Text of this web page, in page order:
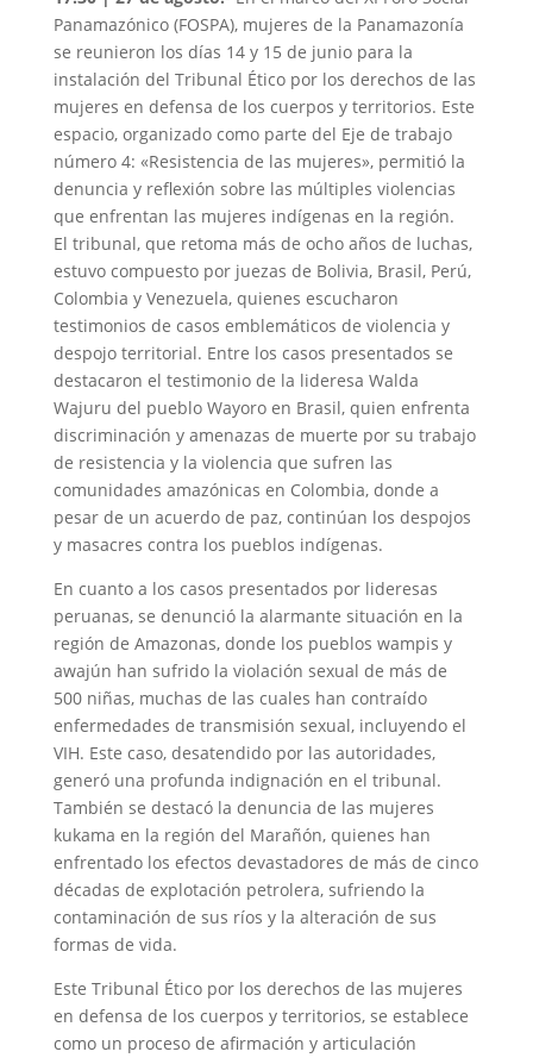
Panamazónico (FOSPA), mujeres de la Panamazonía
se reunieron los días 14 y 15 de junio para la
instalación del Tribunal Ético por los derechos de las
mujeres en defensa de los cuerpos y territorios. Este
espacio, organizado como parte del Eje de trabajo
número 4: «Resistencia de las mujeres», permitió la
denuncia y reflexión sobre las múltiples violencias
que enfrentan las mujeres indígenas en la región.
El tribunal, que retoma más de ocho años de luchas,
estuvo compuesto por juezas de Bolivia, Brasil, Perú,
Colombia y Venezuela, quienes escucharon
testimonios de casos emblemáticos de violencia y
despojo territorial. Entre los casos presentados se
destacaron el testimonio de la lideresa Walda
Wajuru del pueblo Wayoro en Brasil, quien enfrenta
discriminación y amenazas de muerte por su trabajo
de resistencia y la violencia que sufren las
comunidades amazónicas en Colombia, donde a
pesar de un acuerdo de paz, continúan los despojos
y masacres contra los pueblos indígenas.
En cuanto a los casos presentados por lideresas
peruanas, se denunció la alarmante situación en la
región de Amazonas, donde los pueblos wampis y
awajún han sufrido la violación sexual de más de
500 niñas, muchas de las cuales han contraído
enfermedades de transmisión sexual, incluyendo el
VIH. Este caso, desatendido por las autoridades,
generó una profunda indignación en el tribunal.
También se destacó la denuncia de las mujeres
kukama en la región del Marañón, quienes han
enfrentado los efectos devastadores de más de cinco
décadas de explotación petrolera, sufriendo la
contaminación de sus ríos y la alteración de sus
formas de vida.
Este Tribunal Ético por los derechos de las mujeres
en defensa de los cuerpos y territorios, se establece
como un proceso de afirmación y articulación